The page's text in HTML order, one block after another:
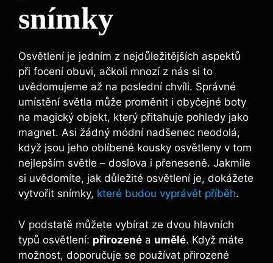
snímky
Osvětlení je jedním z nejdůležitějších aspektů
při focení obuvi, ačkoli mnozí z nás si to
uvědomujeme až na poslední chvíli. Správné
umístění světla může proměnit i obyčejné boty
na magický objekt, který přitahuje pohledy jako
magnet. Asi žádný módní nadšenec neodolá,
když jsou jeho oblíbené kousky osvětleny v tom
nejlepším světle – doslova i přeneseně. Jakmile
si uvědomíte, jak důležité osvětlení je, dokážete
vytvořit snímky, které budou vyprávět příběh.
V podstatě můžete vybírat ze dvou hlavních
typů osvětlení: přirozené a umělé. Když máte
možnost, doporučuje se používat přirozené